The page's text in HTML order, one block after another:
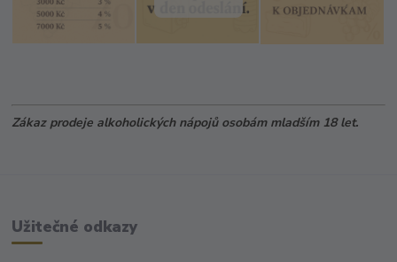
Zákaz prodeje alkoholických nápojů osobám mladším 18 let.
Užitečné odkazy